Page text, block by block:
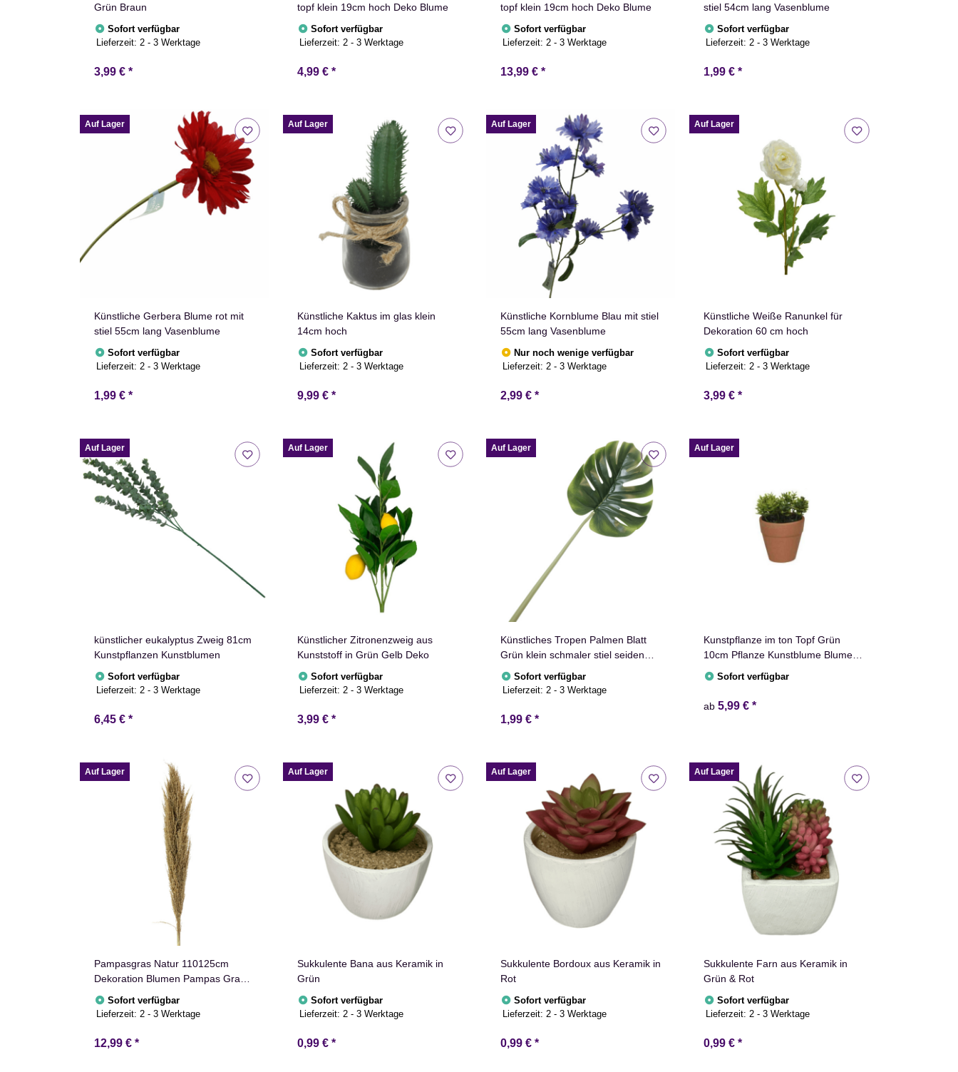
Grün Braun
Sofort verfügbar
Lieferzeit: 2 - 3 Werktage
3,99 € *
topf klein 19cm hoch Deko Blume
Sofort verfügbar
Lieferzeit: 2 - 3 Werktage
4,99 € *
topf klein 19cm hoch Deko Blume
Sofort verfügbar
Lieferzeit: 2 - 3 Werktage
13,99 € *
stiel 54cm lang Vasenblume
Sofort verfügbar
Lieferzeit: 2 - 3 Werktage
1,99 € *
Auf Lager
Künstliche Gerbera Blume rot mit
stiel 55cm lang Vasenblume
Sofort verfügbar
Lieferzeit: 2 - 3 Werktage
1,99 € *
Auf Lager
Künstliche Kaktus im glas klein
14cm hoch
Sofort verfügbar
Lieferzeit: 2 - 3 Werktage
9,99 € *
Auf Lager
Künstliche Kornblume Blau mit stiel
55cm lang Vasenblume
Nur noch wenige verfügbar
Lieferzeit: 2 - 3 Werktage
2,99 € *
Auf Lager
Künstliche Weiße Ranunkel für
Dekoration 60 cm hoch
Sofort verfügbar
Lieferzeit: 2 - 3 Werktage
3,99 € *
Auf Lager
künstlicher eukalyptus Zweig 81cm
Kunstpflanzen Kunstblumen
Sofort verfügbar
Lieferzeit: 2 - 3 Werktage
6,45 € *
Auf Lager
Künstlicher Zitronenzweig aus
Kunststoff in Grün Gelb Deko
Sofort verfügbar
Lieferzeit: 2 - 3 Werktage
3,99 € *
Auf Lager
Künstliches Tropen Palmen Blatt
Grün klein schmaler stiel seiden
Philodendronblatt
Sofort verfügbar
Lieferzeit: 2 - 3 Werktage
1,99 € *
Auf Lager
Kunstpflanze im ton Topf Grün
10cm Pflanze Kunstblume Blume
Deko
Sofort verfügbar
ab 5,99 € *
Auf Lager
Pampasgras Natur 110125cm
Dekoration Blumen Pampas Gras
Deko
Sofort verfügbar
Lieferzeit: 2 - 3 Werktage
12,99 € *
Auf Lager
Sukkulente Bana aus Keramik in
Grün
Sofort verfügbar
Lieferzeit: 2 - 3 Werktage
0,99 € *
Auf Lager
Sukkulente Bordoux aus Keramik in
Rot
Sofort verfügbar
Lieferzeit: 2 - 3 Werktage
0,99 € *
Auf Lager
Sukkulente Farn aus Keramik in
Grün & Rot
Sofort verfügbar
Lieferzeit: 2 - 3 Werktage
0,99 € *